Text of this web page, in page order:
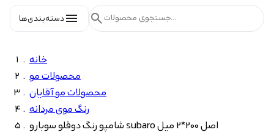
menuدسته‌بندی‌ها search
خانه
محصولات مو
محصولات مو آقایان
رنگ موی مردانه
شامپو رنگ دوقلو سوبارو subaro اصل 200*2 میل